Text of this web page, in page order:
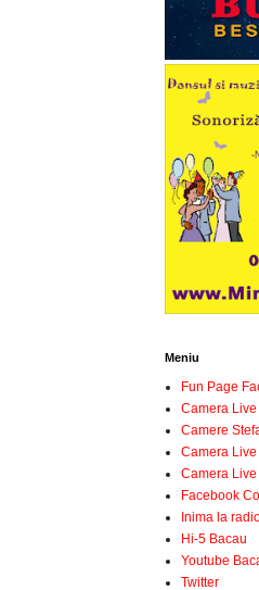
Meniu
Fun Page
Camera
Camere
Camera
Camera Live
Facebook
Inima la
Hi-5 Bacau
Youtube
Twitter